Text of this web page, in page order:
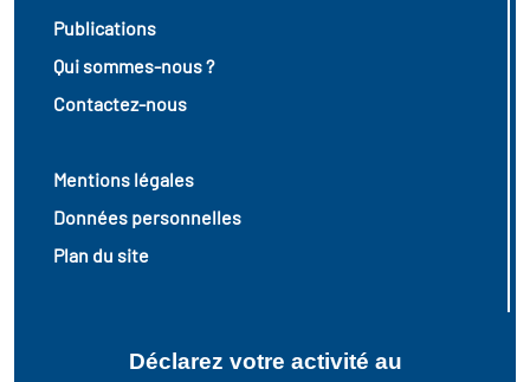
Publications
Qui sommes-nous ?
Contactez-nous
Mentions légales
Données personnelles
Plan du site
Déclarez votre activité au